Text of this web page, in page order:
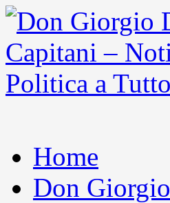
Home
Don Giorgio